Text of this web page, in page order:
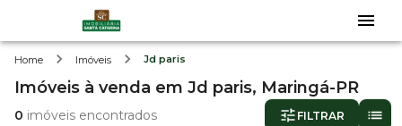
Home Imóveis Jd paris
Imóveis à venda em Jd paris, Maringá-PR
0 imóveis encontrados FILTRAR